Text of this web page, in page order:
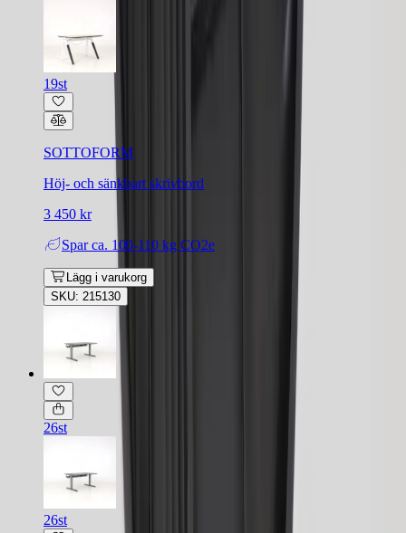
19st
SOTTOFORM
Höj- och sänkbart skrivbord
3 450 kr
Spar ca. 100-110 kg CO2e
Lägg i varukorg
SKU: 215130
26st
26st